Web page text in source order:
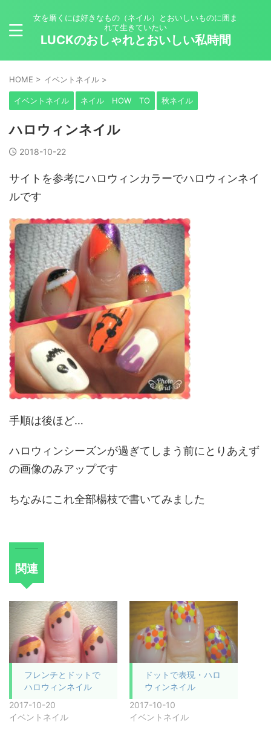
女を磨くには好きなもの（ネイル）とおいしいものに囲ま
れて生きていたい
LUCKのおしゃれとおいしい私時間
HOME > イベントネイル >
イベントネイル ネイル HOW TO 秋ネイル
ハロウィンネイル
2018-10-22
サイトを参考にハロウィンカラーでハロウィンネイ
ルです
手順は後ほど…
ハロウィンシーズンが過ぎてしまう前にとりあえず
の画像のみアップです
ちなみにこれ全部楊枝で書いてみました
関連
フレンチとドットで
ハロウィンネイル
2017-10-20
イベントネイル
ドットで表現・ハロ
ウィンネイル
2017-10-10
イベントネイル